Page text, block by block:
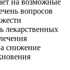
вопросов
лекарственных
снижение